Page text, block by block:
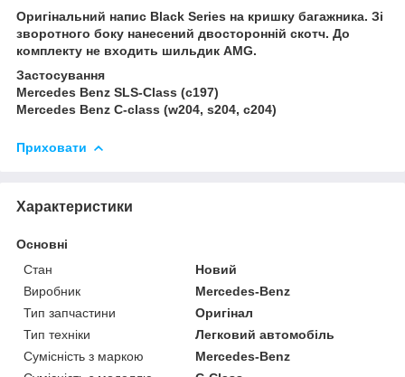
Оригінальний напис Black Series на кришку багажника. Зі
зворотного боку нанесений двосторонній скотч. До
комплекту не входить шильдик AMG.
Застосування
Mercedes Benz SLS-Class (c197)
Mercedes Benz C-class (w204, s204, c204)
Приховати
Характеристики
Основні
Стан
Новий
Виробник
Mercedes-Benz
Тип запчастини
Оригінал
Тип техніки
Легковий автомобіль
Сумісність з маркою
Mercedes-Benz